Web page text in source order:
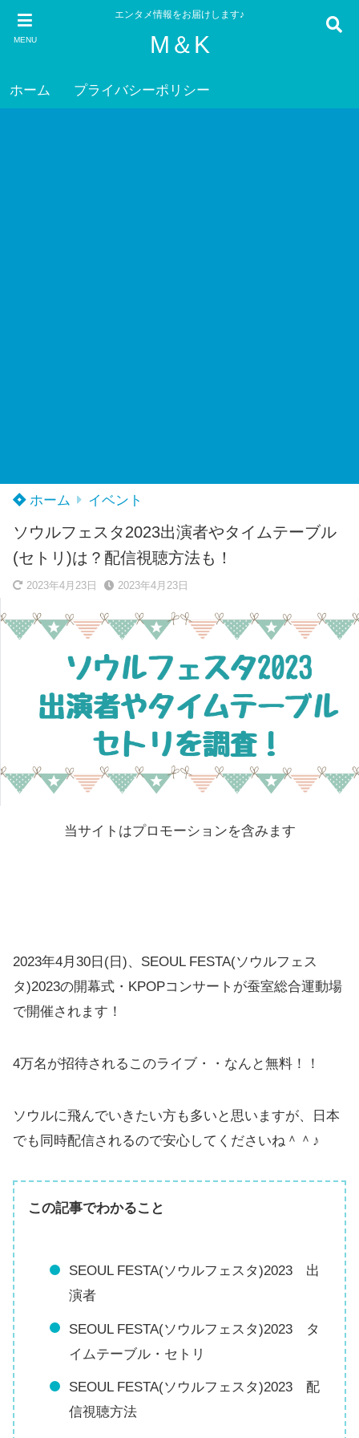
MENU
エンタメ情報をお届けします♪
M＆K
ホーム プライバシーポリシー
ホーム イベント
ソウルフェスタ2023出演者やタイムテーブル
(セトリ)は？配信視聴方法も！
2023年4月23日 2023年4月23日
当サイトはプロモーションを含みます
2023年4月30日(日)、SEOUL FESTA(ソウルフェス
タ)2023の開幕式・KPOPコンサートが蚕室総合運動場
で開催されます！
4万名が招待されるこのライブ・・なんと無料！！
ソウルに飛んでいきたい方も多いと思いますが、日本
でも同時配信されるので安心してくださいね＾＾♪
この記事でわかること
SEOUL FESTA(ソウルフェスタ)2023 出
演者
SEOUL FESTA(ソウルフェスタ)2023 タ
イムテーブル・セトリ
SEOUL FESTA(ソウルフェスタ)2023 配
信視聴方法